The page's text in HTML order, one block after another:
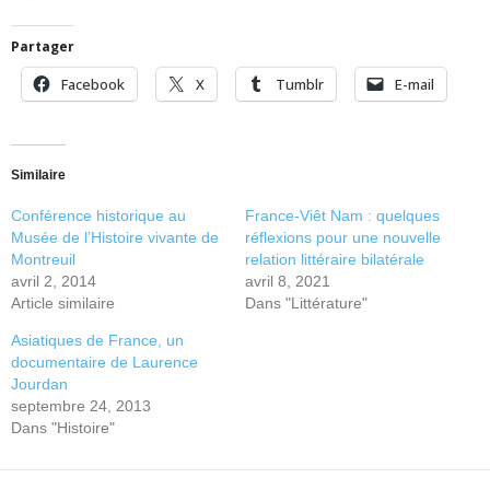
Partager
Facebook X Tumblr E-mail
Similaire
Conférence historique au
Musée de l’Histoire vivante de
Montreuil
avril 2, 2014
Article similaire
France-Viêt Nam : quelques
réflexions pour une nouvelle
relation littéraire bilatérale
avril 8, 2021
Dans "Littérature"
Asiatiques de France, un
documentaire de Laurence
Jourdan
septembre 24, 2013
Dans "Histoire"